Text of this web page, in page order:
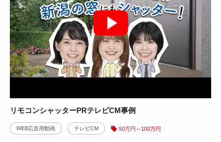
リモコンシャッターPRテレビCM事例
WEB広告用動画 テレビCM 50万円～100万円